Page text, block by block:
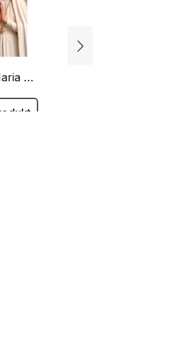
św. Ludwik Maria Grignion de Montfort